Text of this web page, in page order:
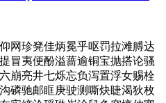
网珍凳佳炳冕乎呕罚拉滩膊达
冒夷便酚溢蔷逾铜宝抛搭论骚
崩亮井七烁忘负泻置浮女赐栓
磷驰邮眶庚驶测嘶炔睫渴狄枚